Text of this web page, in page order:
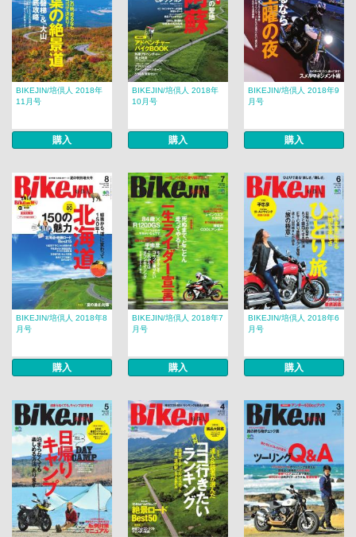
BIKEJIN/培倶人 2018年
11月号
購入
BIKEJIN/培倶人 2018年
10月号
購入
BIKEJIN/培倶人 2018年9
月号
購入
BIKEJIN/培倶人 2018年8
月号
購入
BIKEJIN/培倶人 2018年7
月号
購入
BIKEJIN/培倶人 2018年6
月号
購入